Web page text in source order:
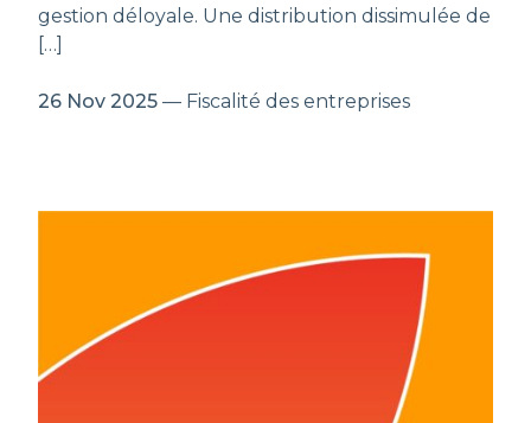
gestion déloyale. Une distribution dissimulée de
[…]
26 Nov 2025 — Fiscalité des entreprises